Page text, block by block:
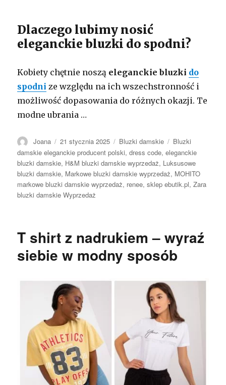
Dlaczego lubimy nosić
eleganckie bluzki do spodni?
Kobiety chętnie noszą eleganckie bluzki do
spodni ze względu na ich wszechstronność i
możliwość dopasowania do różnych okazji. Te
modne ubrania …
Autor
Joana Opublikowano
21 stycznia 2025 Kategorie
Bluzki damskie Tagi
Bluzki
damskie eleganckie producent polski,dress code,eleganckie
bluzki damskie, H&M bluzki damskie wyprzedaż, Luksusowe
bluzki damskie, Markowe bluzki damskie wyprzedaż, MOHITO
markowe bluzki damskie wyprzedaż, renee,sklep ebutik.pl,Zara
bluzki damskie Wyprzedaż
T shirt z nadrukiem – wyraź
siebie w modny sposób